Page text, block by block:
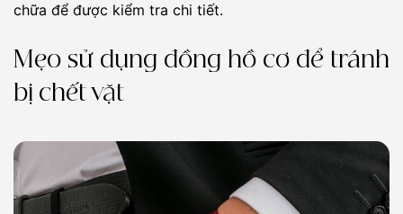
chữa để được kiểm tra chi tiết.
Mẹo sử dụng đồng hồ cơ để tránh
bị chết vặt